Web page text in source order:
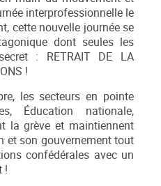
interprofessionnelle le
cette nouvelle journée se
dont seules les
: RETRAIT DE LA
!
les secteurs en pointe
Éducation nationale,
la grève et maintiennent
et son gouvernement tout
confédérales avec un
!